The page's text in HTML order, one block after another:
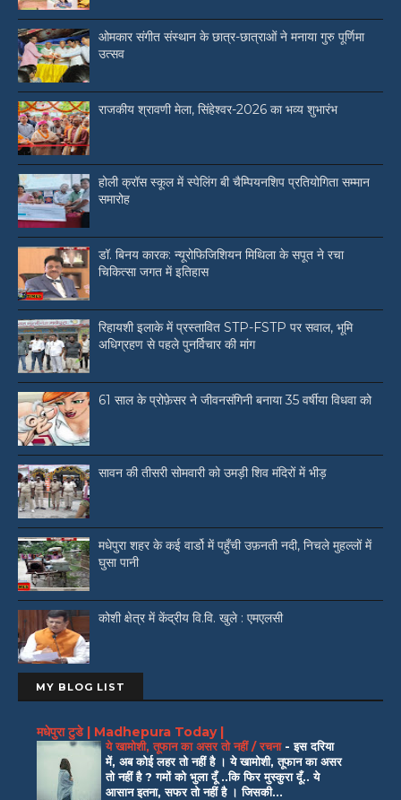
ओमकार संगीत संस्थान के छात्र-छात्राओं ने मनाया गुरु पूर्णिमा
उत्सव
राजकीय श्रावणी मेला, सिंहेश्वर-2026 का भव्य शुभारंभ
होली क्रॉस स्कूल में स्पेलिंग बी चैम्पियनशिप प्रतियोगिता सम्मान
समारोह
डॉ. बिनय कारक: न्यूरोफिजिशियन मिथिला के सपूत ने रचा
चिकित्सा जगत में इतिहास
रिहायशी इलाके में प्रस्तावित STP-FSTP पर सवाल, भूमि
अधिग्रहण से पहले पुनर्विचार की मांग
61 साल के प्रोफ़ेसर ने जीवनसंगिनी बनाया 35 वर्षीया विधवा को
सावन की तीसरी सोमवारी को उमड़ी शिव मंदिरों में भीड़
मधेपुरा शहर के कई वार्डो में पहुँची उफ़नती नदी, निचले मुहल्लों में
घुसा पानी
कोशी क्षेत्र में केंद्रीय वि.वि. खुले : एमएलसी
MY BLOG LIST
मधेपुरा टुडे | Madhepura Today |
ये खामोशी, तूफान का असर तो नहीं / रचना -इस दरिया
में, अब कोई लहर तो नहीं है । ये खामोशी, तूफान का असर
तो नहीं है ? गमों को भुला दूँ ..कि फिर मुस्कुरा दूँ.. ये
आसान इतना, सफर तो नहीं है । जिसकी...